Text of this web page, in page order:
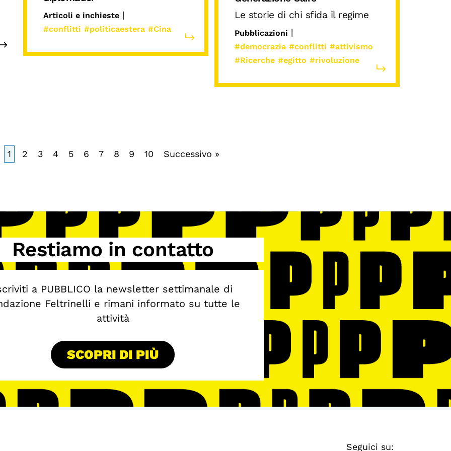
Articoli e inchieste |
#conflitti #politicaestera #Cina
Le storie di chi sfida il regime
Pubblicazioni |
#democrazia #conflitti #attivismo
#Ricerche #egitto #rivoluzione
1 2 3 4 5 6 7 8 9 10 Successivo »
Restiamo in contatto
a PUBBLICO la newsletter settimanale di
Feltrinelli e rimani informato su tutte le
attività
SCOPRI DI PIÙ
Seguici su: